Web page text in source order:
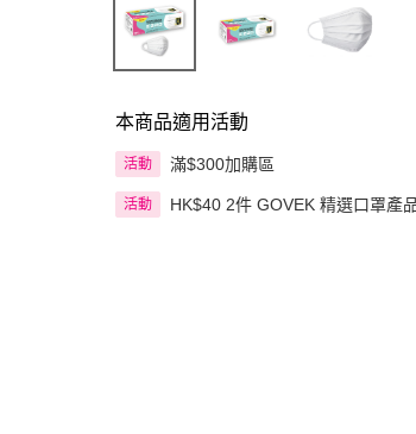
本商品適用活動
活動 滿$300加購區
活動 HK$40 2件 GOVEK 精選口罩產